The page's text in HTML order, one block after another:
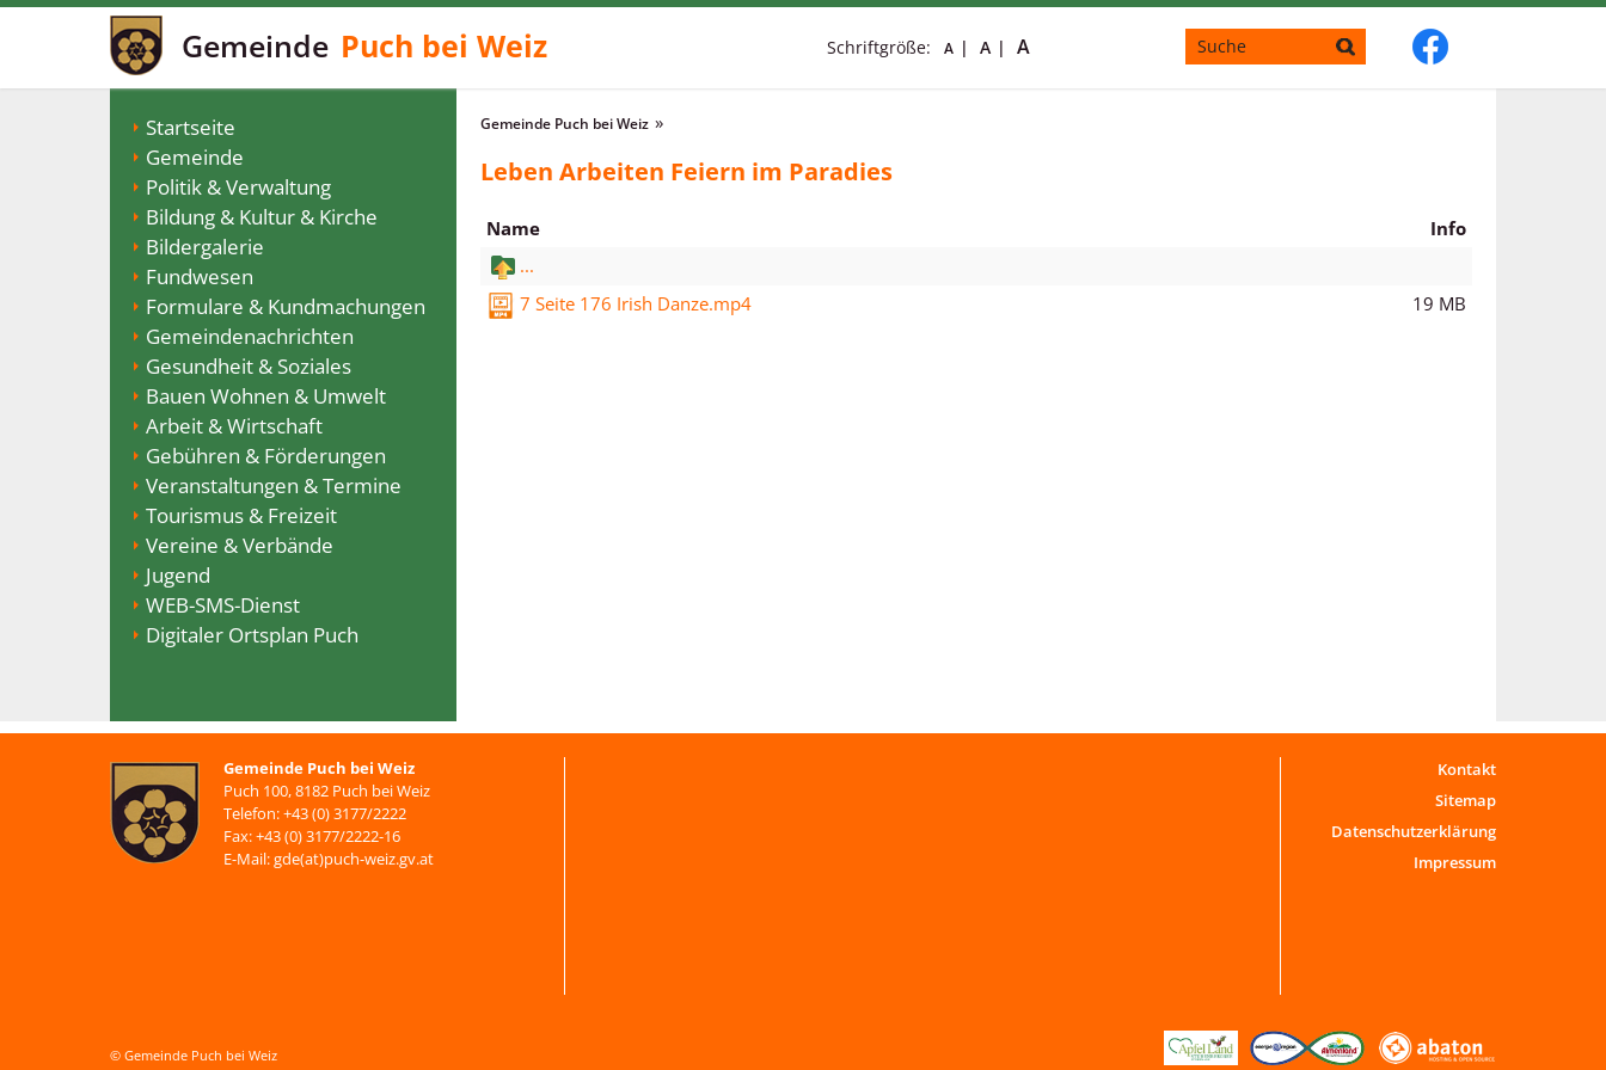
Gemeinde Puch bei Weiz Schriftgröße: A A A
Startseite
Gemeinde
Politik & Verwaltung
Bildung & Kultur & Kirche
Bildergalerie
Fundwesen
Formulare & Kundmachungen
Gemeindenachrichten
Gesundheit & Soziales
Bauen Wohnen & Umwelt
Arbeit & Wirtschaft
Gebühren & Förderungen
Veranstaltungen & Termine
Tourismus & Freizeit
Vereine & Verbände
Jugend
WEB-SMS-Dienst
Digitaler Ortsplan Puch
Gemeinde Puch bei Weiz
Leben Arbeiten Feiern im Paradies
Name
Info
...
7 Seite 176 Irish Danze.mp4
19 MB
Gemeinde Puch bei Weiz
Puch 100, 8182 Puch bei Weiz
Telefon: +43 (0) 3177/2222
Fax: +43 (0) 3177/2222-16
E-Mail: gde(at)puch-weiz.gv.at
Kontakt
Sitemap
Datenschutzerklärung
Impressum
© Gemeinde Puch bei Weiz